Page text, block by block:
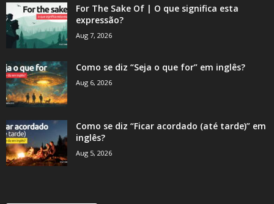
For The Sake Of | O que significa esta
expressão?
Aug 7, 2026
Como se diz “Seja o que for” em inglês?
Aug 6, 2026
Como se diz “Ficar acordado (até tarde)” em
inglês?
Aug 5, 2026